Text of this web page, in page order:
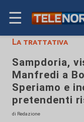
☰
La trattativa
Sampdoria,
Manfredi a
Speriamo e
pretendenti
di Redazione